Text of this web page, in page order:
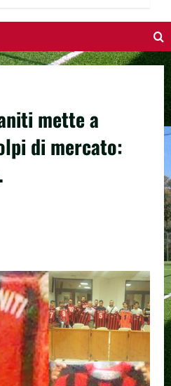
mette a
di mercato: